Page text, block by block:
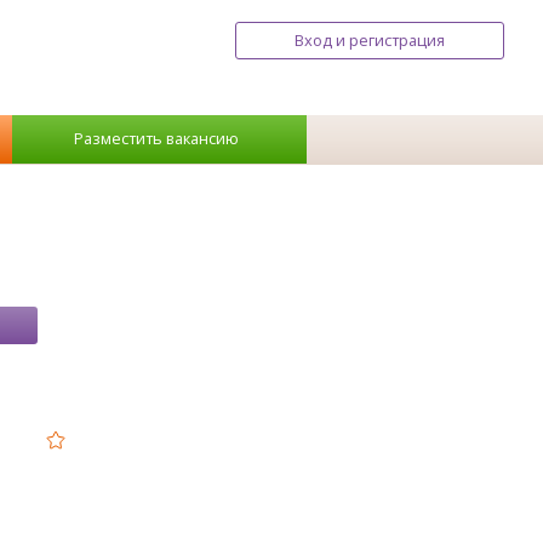
Вход и регистрация
Разместить вакансию